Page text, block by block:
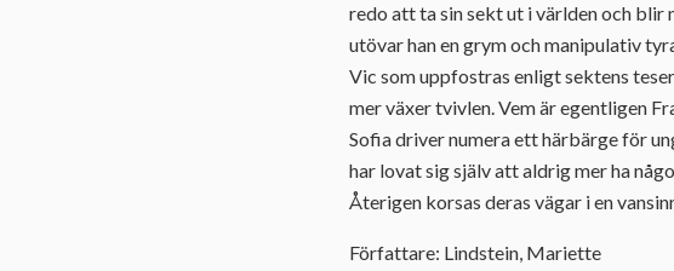
redo att ta sin sekt ut i världen och blir
utövar han en grym och manipulativ
Vic som uppfostras enligt sektens
mer växer tvivlen. Vem är egentligen
Sofia driver numera ett härbärge för
har lovat sig själv att aldrig mer ha
Återigen korsas deras vägar i en
Författare: Lindstein, Mariette